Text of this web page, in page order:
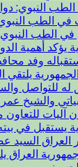
الطب النبوي:
في الطب
في الطب
يؤكد أهمية
وفد
يلتقي
له للتواصل
والشيخ
آليات للتعاون
يستقبل في
العراق السيد
العراق